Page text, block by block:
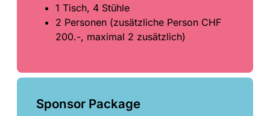
1 Tisch, 4 Stühle
2 Personen (zusätzliche Person CHF
200.-, maximal 2 zusätzlich)
Sponsor Package